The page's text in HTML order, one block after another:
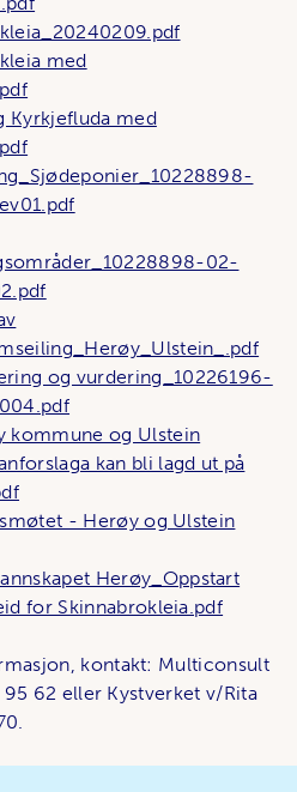
med
Kyrkjefluda med
02-
og vurdering_10226196-
kommune og Ulstein
kan bli lagd ut på
- Herøy og Ulstein
Herøy_Oppstart
for Skinnabrokleia.pdf
kontakt: Multiconsult
62 eller Kystverket v/Rita